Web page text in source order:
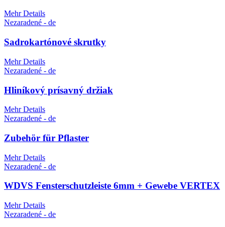
Mehr Details
Nezaradené - de
Sadrokartónové skrutky
Mehr Details
Nezaradené - de
Hliníkový prísavný držiak
Mehr Details
Nezaradené - de
Zubehör für Pflaster
Mehr Details
Nezaradené - de
WDVS Fensterschutzleiste 6mm + Gewebe VERTEX
Mehr Details
Nezaradené - de